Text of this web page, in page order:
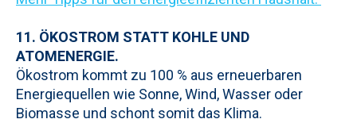
11. ÖKOSTROM STATT KOHLE UND
ATOMENERGIE.
Ökostrom kommt zu 100 % aus erneuerbaren
Energiequellen wie Sonne, Wind, Wasser oder
Biomasse und schont somit das Klima.